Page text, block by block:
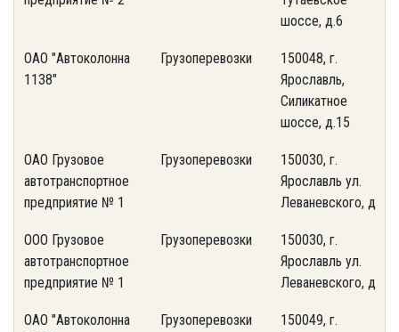
шоссе, д.6
ОАО "Автоколонна
1138"
Грузоперевозки
150048, г.
Ярославль,
Силикатное
шоссе, д.15
ОАО Грузовое
автотранспортное
предприятие № 1
Грузоперевозки
150030, г.
Ярославль ул.
Леваневского, д. 3
ООО Грузовое
автотранспортное
предприятие № 1
Грузоперевозки
150030, г.
Ярославль ул.
Леваневского, д. 3
ОАО "Автоколонна
Грузоперевозки
150049, г.